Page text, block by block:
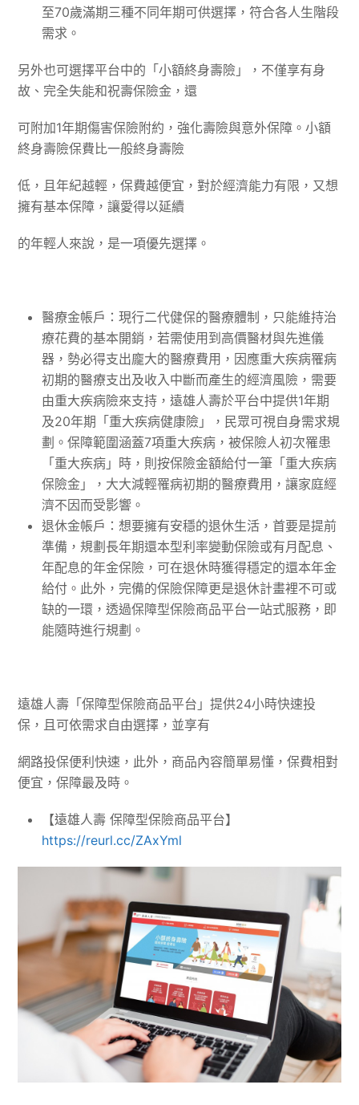
至70歲滿期三種不同年期可供選擇，符合各人生階段
需求。
另外也可選擇平台中的「小額終身壽險」，不僅享有身
故、完全失能和祝壽保險金，還
可附加1年期傷害保險附約，強化壽險與意外保障。小額
終身壽險保費比一般終身壽險
低，且年紀越輕，保費越便宜，對於經濟能力有限，又想
擁有基本保障，讓愛得以延續
的年輕人來說，是一項優先選擇。
醫療金帳戶：現行二代健保的醫療體制，只能維持治
療花費的基本開銷，若需使用到高價醫材與先進儀
器，勢必得支出龐大的醫療費用，因應重大疾病罹病
初期的醫療支出及收入中斷而產生的經濟風險，需要
由重大疾病險來支持，遠雄人壽於平台中提供1年期
及20年期「重大疾病健康險」，民眾可視自身需求規
劃。保障範圍涵蓋7項重大疾病，被保險人初次罹患
「重大疾病」時，則按保險金額給付一筆「重大疾病
保險金」，大大減輕罹病初期的醫療費用，讓家庭經
濟不因而受影響。
退休金帳戶：想要擁有安穩的退休生活，首要是提前
準備，規劃長年期還本型利率變動保險或有月配息、
年配息的年金保險，可在退休時獲得穩定的還本年金
給付。此外，完備的保險保障更是退休計畫裡不可或
缺的一環，透過保障型保險商品平台一站式服務，即
能隨時進行規劃。
遠雄人壽「保障型保險商品平台」提供24小時快速投
保，且可依需求自由選擇，並享有
網路投保便利快速，此外，商品內容簡單易懂，保費相對
便宜，保障最及時。
【遠雄人壽 保障型保險商品平台】
https://reurl.cc/ZAxYml